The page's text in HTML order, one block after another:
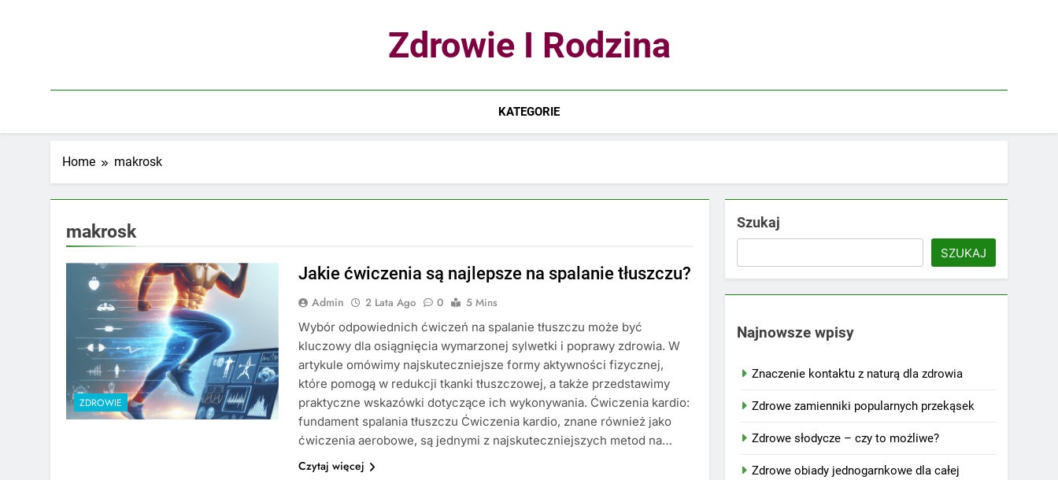
Zdrowie I Rodzina
KATEGORIE
Home makrosk
makrosk
ZDROWIE
Jakie ćwiczenia są najlepsze na spalanie tłuszczu?
Admin 2 Lata Ago 0
5 Mins
Wybór odpowiednich ćwiczeń na spalanie tłuszczu może być
kluczowy dla osiągnięcia wymarzonej sylwetki i poprawy zdrowia. W
artykule omówimy najskuteczniejsze formy aktywności fizycznej,
które pomogą w redukcji tkanki tłuszczowej, a także przedstawimy
praktyczne wskazówki dotyczące ich wykonywania. Ćwiczenia kardio:
fundament spalania tłuszczu Ćwiczenia kardio, znane również jako
ćwiczenia aerobowe, są jednymi z najskuteczniejszych metod na…
Czytaj więcej
Szukaj
SZUKAJ
Najnowsze wpisy
Znaczenie kontaktu z naturą dla zdrowia
Zdrowe zamienniki popularnych przekąsek
Zdrowe słodycze – czy to możliwe?
Zdrowe obiady jednogarnkowe dla całej